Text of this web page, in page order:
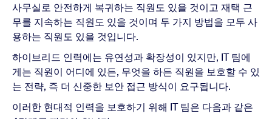
사무실로 안전하게 복귀하는 직원도 있을 것이고 재택 근
무를 지속하는 직원도 있을 것이며 두 가지 방법을 모두 사
용하는 직원도 있을 것입니다.
하이브리드 인력에는 유연성과 확장성이 있지만, IT 팀에
게는 직원이 어디에 있든, 무엇을 하든 직원을 보호할 수 있
는 전략, 즉 더 신중한 보안 접근 방식이 요구됩니다.
이러한 현대적 인력을 보호하기 위해 IT 팀은 다음과 같은